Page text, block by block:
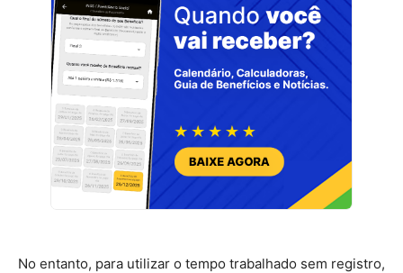
No entanto, para utilizar o tempo trabalhado sem registro,